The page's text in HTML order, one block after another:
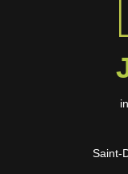
Saint-